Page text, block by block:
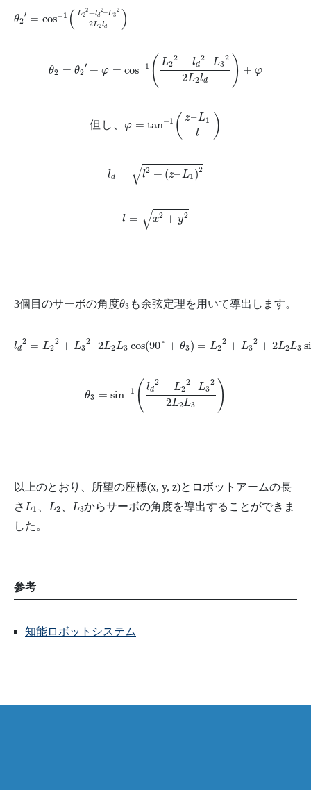
θ2
′ = cos−1 ( L2
2+ld
2–L3
2
2L2ld )
2 2 + d2– L 32
θ2 = θ2
′ + φ = cos−1 ( L2
2 + ld
2–L3
2
2L2ld ) + φ
22 d2 2 ld )+
但 し 、 φ = tan−1 ( z–L1
l )
z 1l)
ld = √l2 + (z–L1 )2
2+(z–L1)2
l = √x2 + y2
2+y2
3個目のサーボの角度θ3
θ も余弦定理を用いて導出します。
ld
2 = L2
2 + L3
2–2L2L3 cos(90° + θ3) = L2
2 + L3
2 + 2L2L3
ld 2 22 +L 2– 2L 2L3 cos +θ3) 2 + 2+ 2 L3 sin 3
θ3 = sin−1 ( ld
2 − L2
2–L3
2
2L2L3 )
2− L2 32 L 3
以上のとおり、所望の座標(x, y, z)とロボットアームの長
さL1
L L2
L L3
L からサーボの角度を導出することができま
した。
参考
知能ロボットシステム